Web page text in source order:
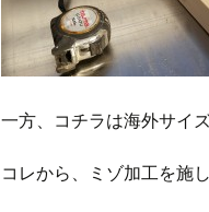
一方、コチラは海外サイ
コレから、ミゾ加工を施